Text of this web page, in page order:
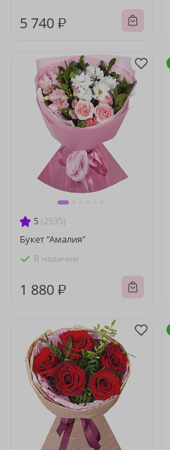
5 740 ₽
5 (2535)
Букет "Амалия"
В наличии
1 880 ₽